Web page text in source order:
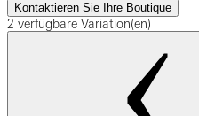
Kontaktieren Sie Ihre Boutique
2 verfügbare Variation(en)